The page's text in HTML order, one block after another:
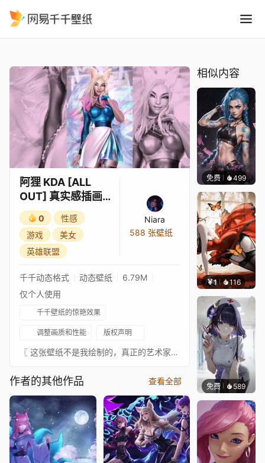
阿狸 KDA [ALL
OUT] 真实感插画 -
英雄联盟 [4K]
0
性感
游戏
美女
英雄联盟
Niara
588 张壁纸
千千动态格式 动态壁纸
6.79M
仅个人使用
千千壁纸的惊艳效果
调整画质和性能 版权声明
〖 这张壁纸不是我绘制的，真正的艺术家总是在 ↓这里↓。我只是为这些图片添加动画以供娱乐。请支持这位绝对出色的艺术家。如果有任何艺术家不希望这张壁纸出现在这里，请联系我，我会将其移除。〗- 数字艺术来自：https://www.patreon.com/sevenbees - https://twitter.com/7bpictures- 音乐：https://www.youtube.com/watch?v=DT61L8hbbJ4⠀⠀↓↓↓↓↓↓↓⠀⠀★ 你可以在这里查看我收藏的官方认可壁纸 ★⠀⠀↓↓↓↓↓↓↓
作者的其他作品 查看全部
相似内容
免费 499Kyllar
￥1 116渔小小
免费 589渔小小